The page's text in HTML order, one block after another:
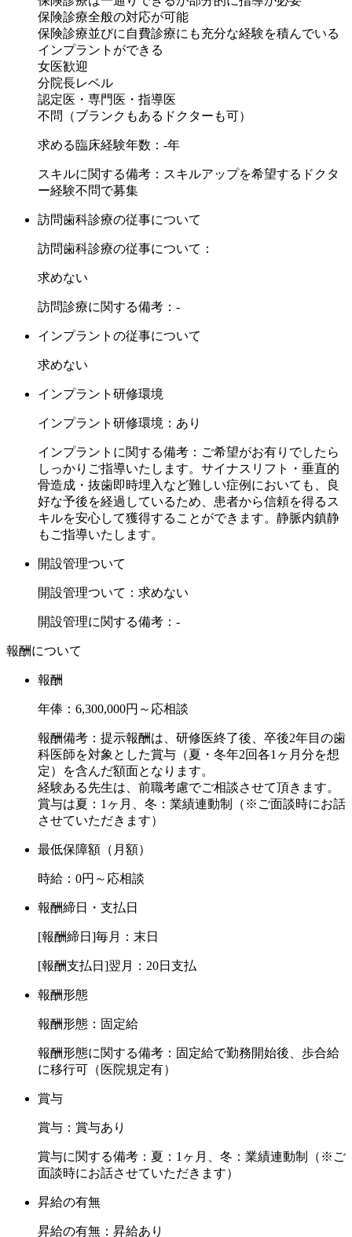
単位の保険診療を行い、やがては１口腔単位ないしは全顎的
な症例を経験した後に、自費治療を行うことも可能です。
※研修卒業１～２年目の場合は院長や専門ドクターの傍で診
療を学んで、ひととおり出来るようになってから徐々に患者
さんの診療をしてもらいます。
給与は所定の規定から実力に応じて給料アップしますので、
ので、ご安心下さい。
セミナー参加費は半額～全額支給します(当院提携の若手ド
クター向けのセミナーもあります)。
安心して成長できる環境を整えますので一緒にスキルアップ
していきましょう！
また、女性ドクターの指導経験もあるため、女性独自のライ
フステージに併せて勤務することも可能です。
週1からでも勤務可能ですので、専門スキルを学んだり、保
険診療でコツコツ勤務することも可能です。
当院では従業員同士で定期的なイベントも開催しております
ので、ご興味のある方は公式Instagram等もご覧ください。
まずはお気軽に見学にお越し下さい！
ご応募をお待ちしております!!
保険診療全般の対応が可能
保険診療並びに自費診療にも充分な経験を積んでいる
インプラントができる
女医歓迎
分院長レベル
認定医・専門医・指導医
不問（ブランクもあるドクターも可）
求める臨床経験年数：-年
スキルに関する備考：スキルアップを希望するドクタ
ー経験不問で募集
訪問歯科診療の従事について
訪問歯科診療の従事について：
求めない
訪問診療に関する備考：-
インプラントの従事について
求めない
インプラント研修環境
インプラント研修環境：あり
インプラントに関する備考：ご希望がお有りでしたら
しっかりご指導いたします。サイナスリフト・垂直的
骨造成・抜歯即時埋入など難しい症例においても、良
好な予後を経過しているため、患者から信頼を得るス
キルを安心して獲得することができます。静脈内鎮静
もご指導いたします。
開設管理ついて
開設管理ついて：求めない
開設管理に関する備考：-
報酬について
報酬
年俸：6,300,000円～応相談
報酬備考：提示報酬は、研修医終了後、卒後2年目の歯
科医師を対象とした賞与（夏・冬年2回各1ヶ月分を想
定）を含んだ額面となります。
経験ある先生は、前職考慮でご相談させて頂きます。
賞与は夏：1ヶ月、冬：業績連動制（※ご面談時にお話
させていただきます）
最低保障額（月額）
時給：0円～応相談
報酬締日・支払日
[報酬締日]毎月：末日
[報酬支払日]翌月：20日支払
報酬形態
報酬形態：固定給
報酬形態に関する備考：固定給で勤務開始後、歩合給
に移行可（医院規定有）
賞与
賞与：賞与あり
賞与に関する備考：夏：1ヶ月、冬：業績連動制（※ご
面談時にお話させていただきます）
昇給の有無
昇給の有無：昇給あり